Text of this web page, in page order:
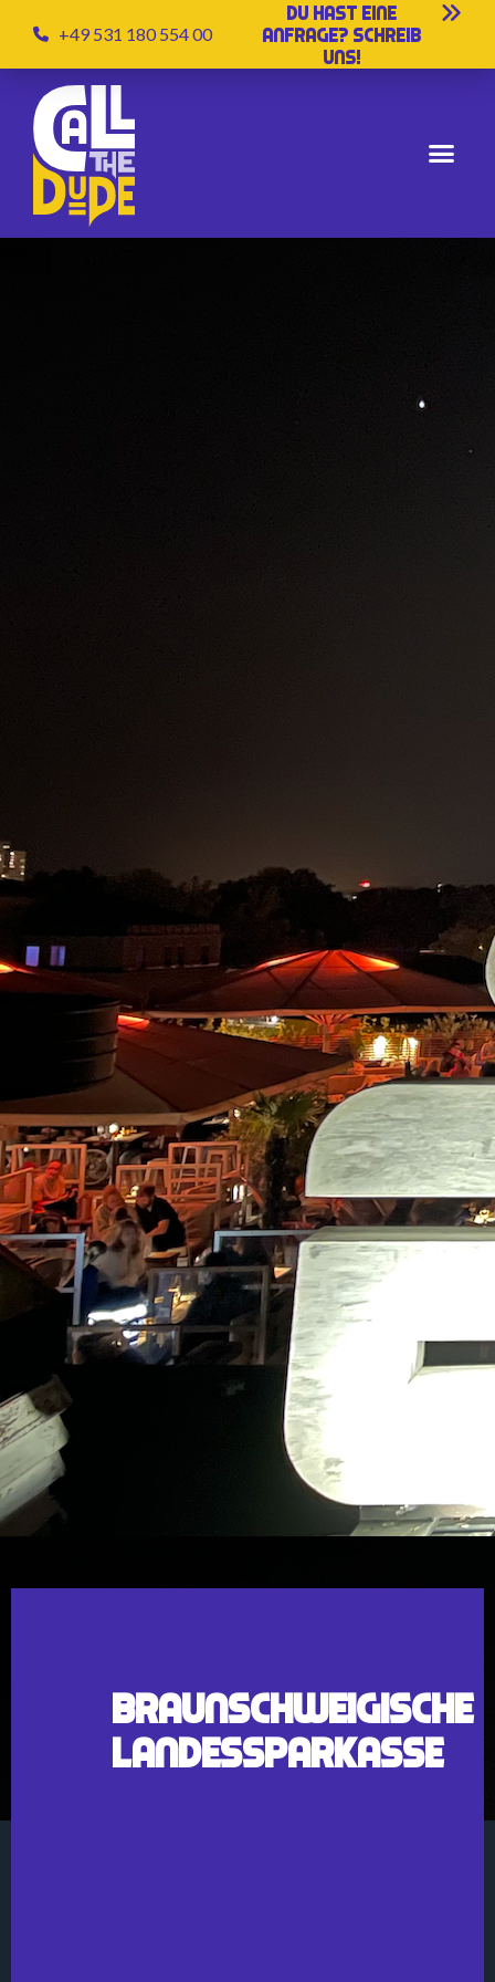
+49 531 180 554 00
Du hast eine
Anfrage? Schreib
uns!
Braunschweigische
Landessparkasse